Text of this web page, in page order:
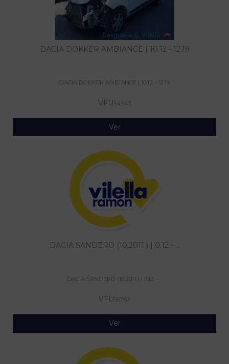
DACIA DOKKER AMBIANCE | 10.12 - 12.19
DACIA DOKKER AMBIANCE | 10.12 - 12.19
VFU54543
Ver
DACIA SANDERO (10.2011 ) | 0.12 - ...
DACIA SANDERO (10.2011 ) | 0.12 - ...
VFU56767
Ver